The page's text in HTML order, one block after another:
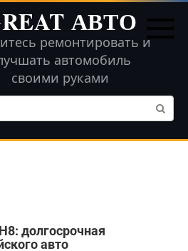
АВТО
ремонтировать и
автомобиль
своими руками
долгосрочная
авто